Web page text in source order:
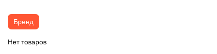
Бренд
Нет товаров